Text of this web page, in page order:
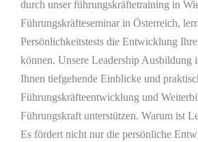
durch unser führungskräftetraining in
Führungskräfteseminar in Österreich,
Persönlichkeitstests die Entwicklung
können. Unsere Leadership Ausbildung
Ihnen tiefgehende Einblicke und
Führungskräfteentwicklung und
Führungskraft unterstützen. Warum ist
Es fördert nicht nur die persönliche